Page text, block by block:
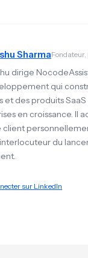
Sharma
dirige
qui
et des produits
en croissance. Il
client
du
sur LinkedIn